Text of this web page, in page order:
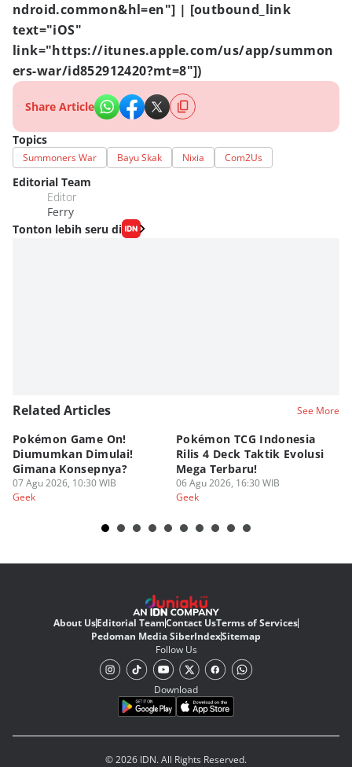
ndroid.common&hl=en"] | [outbound_link
text="iOS"
link="https://itunes.apple.com/us/app/summon
ers-war/id852912420?mt=8"])
Share Article
Topics
Summoners War Bayu Skak Nixia Com2Us
Editorial Team
Editor
Ferry
Tonton lebih seru di
Related Articles See More
Pokémon Game On!
Diumumkan Dimulai!
Gimana Konsepnya?
07 Agu 2026, 10:30 WIB
Geek
Pokémon TCG Indonesia
Rilis 4 Deck Taktik Evolusi
Mega Terbaru!
06 Agu 2026, 16:30 WIB
Geek
About UsEditorial TeamContact UsTerms of Services
Pedoman Media SiberIndexSitemap
Follow Us
Download
© 2026 IDN. All Rights Reserved.